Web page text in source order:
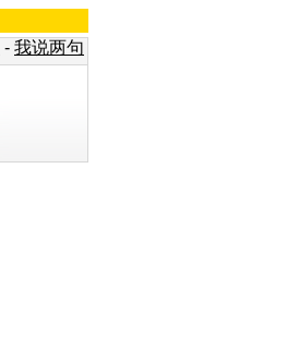
- 我说两句